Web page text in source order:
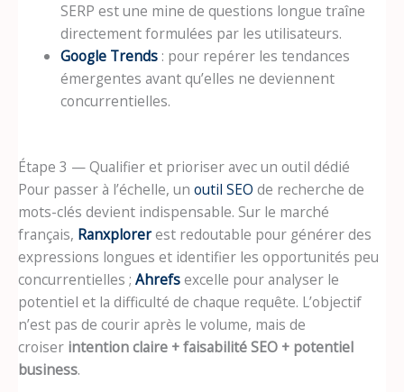
SERP est une mine de questions longue traîne
directement formulées par les utilisateurs.
Google Trends: pour repérer les tendances
émergentes avant qu’elles ne deviennent
concurrentielles.
Étape 3 — Qualifier et prioriser avec un outil dédié
Pour passer à l’échelle, un outil SEO de recherche de
mots-clés devient indispensable. Sur le marché
français, Ranxplorerest redoutable pour générer des
expressions longues et identifier les opportunités peu
concurrentielles ; Ahrefsexcelle pour analyser le
potentiel et la difficulté de chaque requête. L’objectif
n’est pas de courir après le volume, mais de
croiser intention claire + faisabilité SEO + potentiel
business.